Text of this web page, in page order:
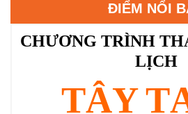
ĐIỂM NỔI
CHƯƠNG TRÌNH
LỊCH
TÂY